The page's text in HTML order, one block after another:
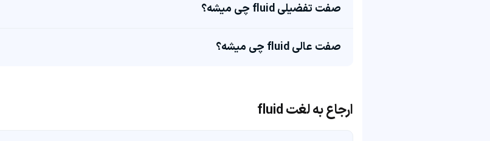
صفت تفضیلی fluid چی میشه؟
صفت عالی fluid چی میشه؟
ارجاع به لغت fluid